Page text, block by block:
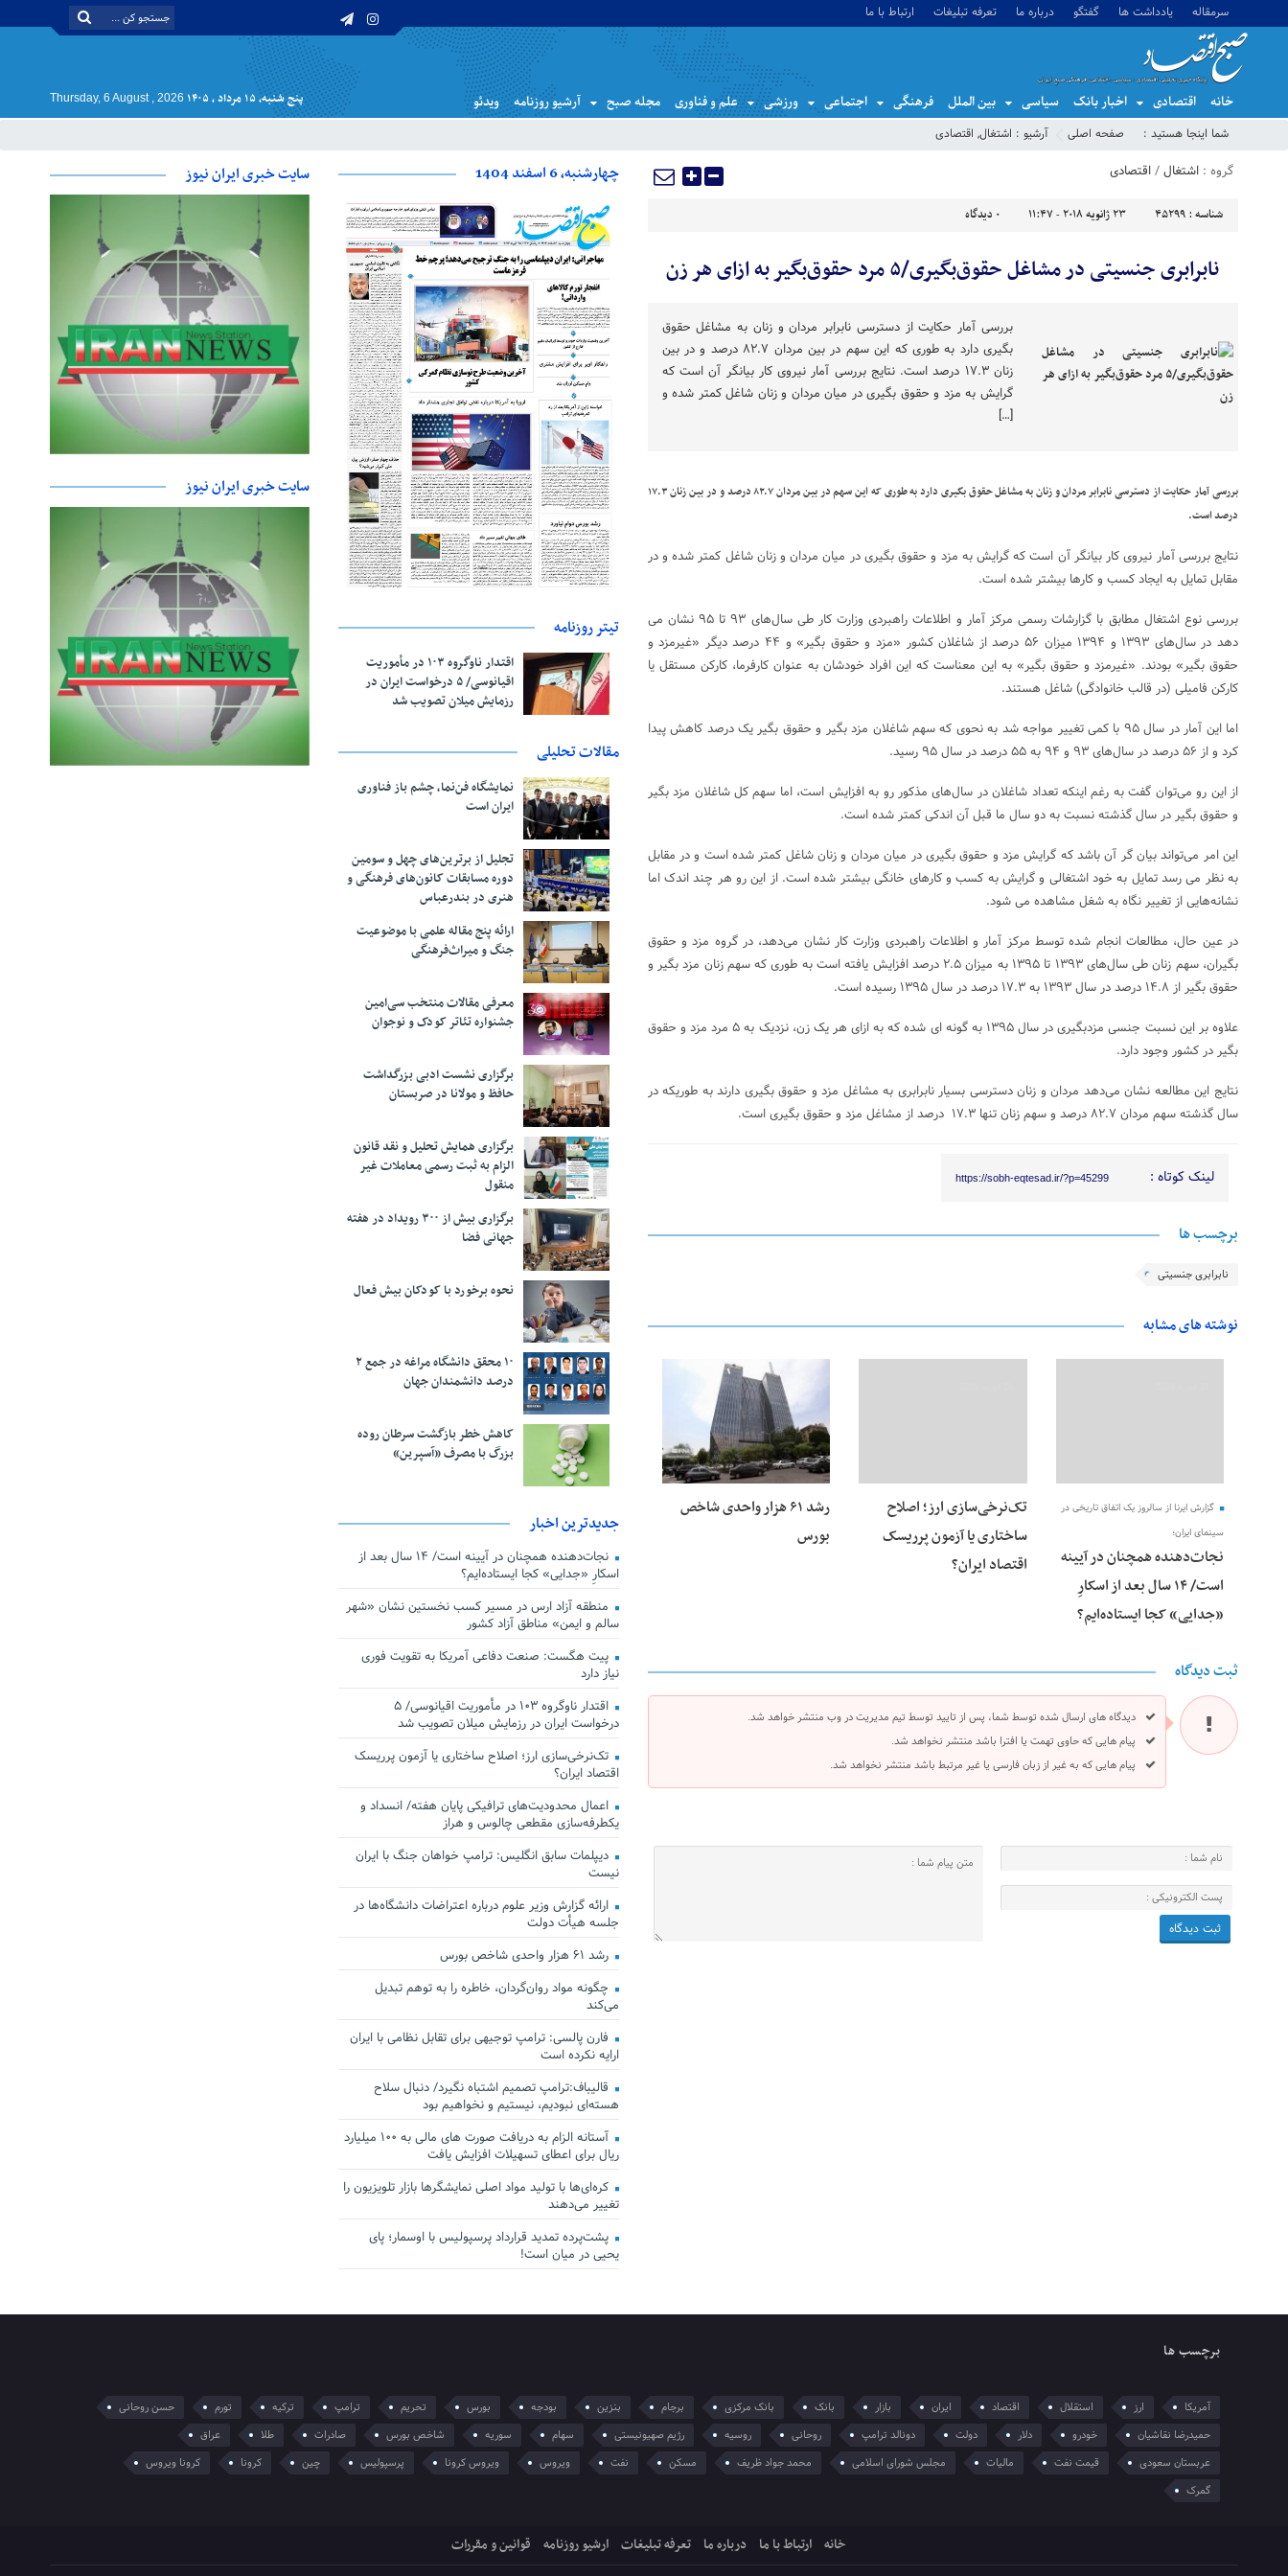
سرمقاله یادداشت ها گفتگو درباره ما تعرفه تبلیغات ارتباط با ما
خانه اقتصادی اخبار بانک سیاسی بین الملل فرهنگی اجتماعی ورزشی علم و فناوری مجله صبح آرشیو روزنامه ویدئو پنج شنبه, ۱۵ مرداد , ۱۴۰۵ Thursday, 6 August , 2026
شما اینجا هستید : صفحه اصلی آرشیو : اشتغال, اقتصادی
گروه : اشتغال/اقتصادی
شناسه : 45299 23 ژانویه 2018 - 11:47 0 دیدگاه
نابرابری جنسیتی در مشاغل حقوق‌بگیری/۵ مرد حقوق‌بگیر به ازای هر زن
بررسی آمار حکایت از دسترسی نابرابر مردان و زنان به مشاغل حقوق
بگیری دارد به طوری که این سهم در بین مردان ۸۲.۷ درصد و در بین
زنان ۱۷.۳ درصد است. نتایج بررسی آمار نیروی کار بیانگر آن است که
گرایش به مزد و حقوق بگیری در میان مردان و زنان شاغل کمتر شده و
[…]
بررسی آمار حکایت از دسترسی نابرابر مردان و زنان به مشاغل حقوق بگیری دارد به طوری که این سهم در بین مردان ۸۲.۷ درصد و در بین زنان ۱۷.۳
درصد است.
نتایج بررسی آمار نیروی کار بیانگر آن است که گرایش به مزد و حقوق بگیری در میان مردان و زنان شاغل کمتر شده و در
مقابل تمایل به ایجاد کسب و کارها بیشتر شده است.
بررسی نوع اشتغال مطابق با گزارشات رسمی مرکز آمار و اطلاعات راهبردی وزارت کار طی سال‌های ۹۳ تا ۹۵ نشان می
دهد در سال‌های ۱۳۹۳ و ۱۳۹۴ میزان ۵۶ درصد از شاغلان کشور «مزد و حقوق بگیر» و ۴۴ درصد دیگر «غیرمزد و
حقوق بگیر» بودند. «غیرمزد و حقوق بگیر» به این معناست که این افراد خودشان به عنوان کارفرما، کارکن مستقل یا
کارکن فامیلی (در قالب خانوادگی) شاغل هستند.
اما این آمار در سال ۹۵ با کمی تغییر مواجه شد به نحوی که سهم شاغلان مزد بگیر و حقوق بگیر یک درصد کاهش پیدا
کرد و از ۵۶ درصد در سال‌های ۹۳ و ۹۴ به ۵۵ درصد در سال ۹۵ رسید.
از این رو می‌توان گفت به رغم اینکه تعداد شاغلان در سال‌های مذکور رو به افزایش است، اما سهم کل شاغلان مزد بگیر
و حقوق بگیر در سال گذشته نسبت به دو سال ما قبل آن اندکی کمتر شده است.
این امر می‌تواند بیان گر آن باشد که گرایش مزد و حقوق بگیری در میان مردان و زنان شاغل کمتر شده است و در مقابل
به نظر می رسد تمایل به خود اشتغالی و گرایش به کسب و کارهای خانگی بیشتر شده است. از این رو هر چند اندک اما
نشانه‌هایی از تغییر نگاه به شغل مشاهده می شود.
در عین حال، مطالعات انجام شده توسط مرکز آمار و اطلاعات راهبردی وزارت کار نشان‌ می‌دهد، در گروه مزد و حقوق
بگیران، سهم زنان طی سال‌های ۱۳۹۳ تا ۱۳۹۵ به میزان ۲.۵ درصد افزایش یافته است به طوری که سهم زنان مزد بگیر و
حقوق بگیر از ۱۴.۸ درصد در سال ۱۳۹۳ به ۱۷.۳ درصد در سال ۱۳۹۵ رسیده است.
علاوه بر این نسبت جنسی مزدبگیری در سال ۱۳۹۵ به گونه ای شده که به ازای هر یک زن، نزدیک به ۵ مرد مزد و حقوق
بگیر در کشور وجود دارد.
نتایج این مطالعه نشان می‌دهد مردان و زنان دسترسی بسیار نابرابری به مشاغل مزد و حقوق بگیری دارند به طوریکه در
سال گذشته سهم مردان ۸۲.۷ درصد و سهم زنان تنها ۱۷.۳ درصد از مشاغل مزد و حقوق بگیری است.
لینک کوتاه : https://sobh-eqtesad.ir/?p=45299
برچسب ها
نابرابری جنسیتی
نوشته های مشابه
گزارش ایرنا از سالروز یک اتفاق تاریخی در
سینمای ایران؛
نجات‌دهنده‌ همچنان در آیینه
است/ ۱۴ سال بعد از اسکارِ
«جدایی» کجا ایستاده‌ایم؟
تک‌نرخی‌سازی ارز؛ اصلاح
ساختاری یا آزمون پرریسک
اقتصاد ایران؟
رشد ۶۱ هزار واحدی شاخص
بورس
ثبت دیدگاه
دیدگاه های ارسال شده توسط شما، پس از تایید توسط تیم مدیریت در وب منتشر خواهد شد.
پیام هایی که حاوی تهمت یا افترا باشد منتشر نخواهد شد.
پیام هایی که به غیر از زبان فارسی یا غیر مرتبط باشد منتشر نخواهد شد.
چهارشنبه، 6 اسفند 1404
تیتر روزنامه
اقتدار ناوگروه ۱۰۳ در مأموریت‌
اقیانوسی/ ۵ درخواست ایران در
رزمایش میلان تصویب شد
مقالات تحلیلی
نمایشگاه فن‌نما، چشم باز فناوری
ایران است
تجلیل از بر‌ترین‌های چهل و سومین
دوره مسابقات کانون‌های فرهنگی و
هنری در بندرعباس
ارائه پنج مقاله علمی با موضوعیت
جنگ و میراث‌فرهنگی
معرفی مقالات منتخب سی‌امین
جشنواره تئاتر کودک و نوجوان
برگزاری نشست ادبی بزرگداشت
حافظ و مولانا در صربستان
برگزاری همایش تحلیل و نقد قانون
الزام به ثبت رسمی معاملات غیر
منقول
برگزاری بیش از ۳۰۰ رویداد در هفته
جهانی فضا
نحوه برخورد با کودکان بیش فعال
۱۰ محقق دانشگاه مراغه در جمع ۲
درصد دانشمندان جهان
کاهش خطر بازگشت سرطان روده
بزرگ با مصرف «آسپرین»
جدیدترین اخبار
نجات‌دهنده‌ همچنان در آیینه است/ ۱۴ سال بعد از
اسکارِ «جدایی» کجا ایستاده‌ایم؟
منطقه آزاد ارس در مسیر کسب نخستین نشان «شهر
سالم و ایمن» مناطق آزاد کشور
پیت هگست: صنعت دفاعی آمریکا به تقویت فوری
نیاز دارد
اقتدار ناوگروه ۱۰۳ در مأموریت‌ اقیانوسی/ ۵
درخواست ایران در رزمایش میلان تصویب شد
تک‌نرخی‌سازی ارز؛ اصلاح ساختاری یا آزمون پرریسک
اقتصاد ایران؟
اعمال محدودیت‌های ترافیکی پایان هفته/ انسداد و
یکطرفه‌سازی مقطعی چالوس و هراز
دیپلمات سابق انگلیس:‌ ترامپ خواهان جنگ با ایران
نیست
ارائه گزارش وزیر علوم درباره اعتراضات دانشگاه‌ها در
جلسه هیأت دولت
رشد ۶۱ هزار واحدی شاخص بورس
چگونه مواد روان‌گردان، خاطره را به توهم تبدیل
می‌کند
فارن پالسی: ترامپ توجیهی برای تقابل نظامی با ایران
ارایه نکرده است
قالیباف:ترامپ تصمیم اشتباه نگیرد/ دنبال سلاح
هسته‌ای نبودیم، نیستیم و نخواهیم بود
آستانه الزام به دریافت صورت های مالی به ۱۰۰ میلیارد
ریال برای اعطای تسهیلات افزایش یافت
کره‌ای‌ها با تولید مواد اصلی نمایشگرها بازار تلویزیون را
تغییر می‌دهند
پشت‌پرده تمدید قرارداد پرسپولیس با اوسمار؛ پای
یحیی در میان است!
سایت خبری ایران نیوز
سایت خبری ایران نیوز
برچسب ها
آمریکا ارز استقلال اقتصاد ایران بازار بانک بانک مرکزی برجام بنزین بودجه بورس تحریم ترامپ ترکیه تورم
حسن روحانی
حمیدرضا نقاشیان
خودرو دلار دولت دونالد ترامپ روحانی روسیه رژیم صهیونیستی سهام سوریه شاخص بورس صادرات طلا
عراق
عربستان سعودی
قیمت نفت مالیات مجلس شورای اسلامی محمد جواد ظریف مسکن نفت ویروس ویروس کرونا پرسپولیس چین کرونا
کرونا ویروس
گمرک
خانه ارتباط با ما درباره ما تعرفه تبلیغات ارشیو روزنامه قوانین و مقررات